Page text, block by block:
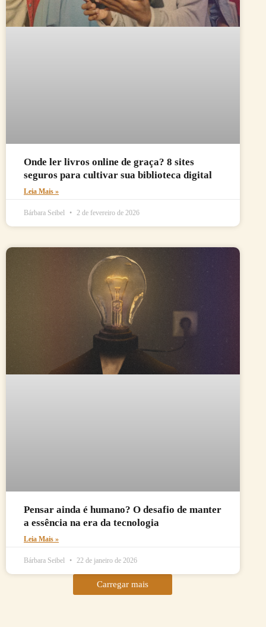
Onde ler livros online de graça? 8 sites
seguros para cultivar sua biblioteca digital
Leia Mais »
Bárbara Seibel 2 de fevereiro de 2026
Pensar ainda é humano? O desafio de manter
a essência na era da tecnologia
Leia Mais »
Bárbara Seibel 22 de janeiro de 2026
Carregar mais